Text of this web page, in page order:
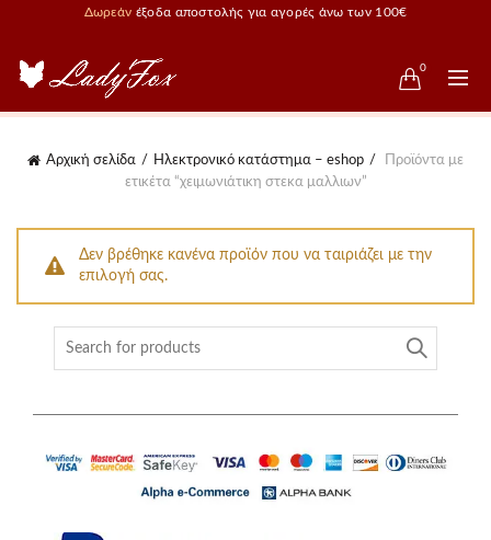
Δωρεάν έξοδα αποστολής για αγορές άνω των 100€
0
Αρχική σελίδα Ηλεκτρονικό κατάστημα – eshop
Προϊόντα με
ετικέτα “χειμωνιάτικη στεκα μαλλιων”
Δεν βρέθηκε κανένα προϊόν που να ταιριάζει με την
επιλογή σας.
Search